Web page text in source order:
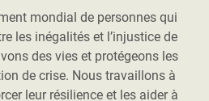
mondial de personnes qui
les inégalités et l’injustice de
des vies et protégeons les
de crise. Nous travaillons à
leur résilience et les aider à